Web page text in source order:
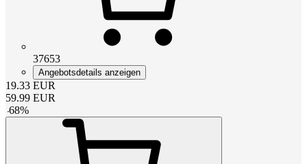
37653
Angebotsdetails anzeigen
19.33 EUR
59.99 EUR
-68%